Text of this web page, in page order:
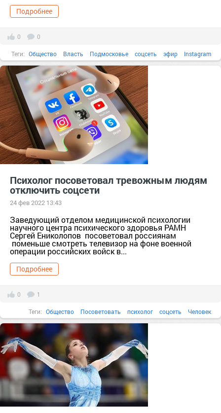
Подробнее
0 0
Теги: Общество Власть Подмосковье соцсеть эфир Instagram
Психолог посоветовал тревожным людям
отключить соцсети
24 фев 2022 13:43
Заведующий отделом медицинской психологии
научного центра психического здоровья РАМН
Сергей Ениколопов посоветовал россиянам
поменьше смотреть телевизор на фоне военной
операции российских войск в...
Подробнее
0 1
Теги: Общество Посоветовать психолог соцсеть Человек